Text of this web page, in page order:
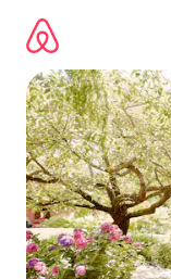
directement
contenu